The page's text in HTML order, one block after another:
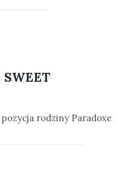
SWEET
rodziny Paradoxe